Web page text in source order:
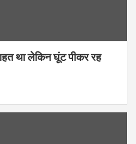
था लेकिन घूंट पीकर रह